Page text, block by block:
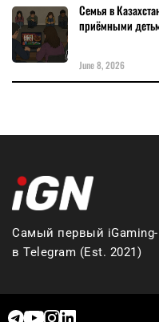
Семья в
приёмными
June 8, 2026
Самый первый
в Telegram (Est. 2021)